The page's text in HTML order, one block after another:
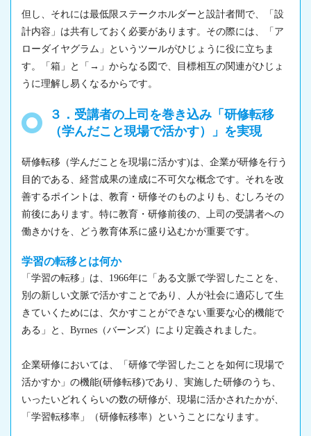
但し、それには最低限ステークホルダーと設計者間で、「設
計内容」は共有しておく必要があります。その際には、「ア
ローダイヤグラム」というツールがひじょうに役に立ちま
す。「箱」と「→」からなる図で、目標相互の関連がひじょ
うに理解し易くなるからです。
３．受講者の上司を巻き込み「研修転移
（学んだこと現場で活かす）」を実現
研修転移（学んだことを現場に活かす)は、企業が研修を行う
目的である、経営成果の達成に不可欠な概念です。それを改
善するポイントは、教育・研修そのものよりも、むしろその
前後にあります。特に教育・研修前後の、上司の受講者への
働きかけを、どう教育体系に盛り込むかが重要です。
学習の転移とは何か
「学習の転移」は、1966年に「ある文脈で学習したことを、
別の新しい文脈で活かすことであり、人が社会に適応して生
きていくためには、欠かすことができない重要な心的機能で
ある」と、Byrnes（バーンズ）により定義されました。
企業研修においては、「研修で学習したことを如何に現場で
活かすか」の機能(研修転移)であり、実施した研修のうち、
いったいどれくらいの数の研修が、現場に活かされたかが、
「学習転移率」（研修転移率）ということになります。